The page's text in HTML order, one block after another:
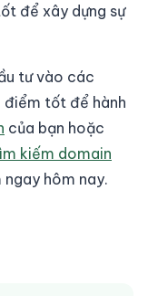
để xây dựng sự
tư vào các
tốt để hành
của bạn hoặc
kiếm domain
hôm nay.